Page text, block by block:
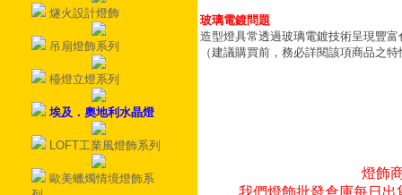
燧火設計燈飾
吊扇燈飾系列
檯燈立燈系列
埃及．奧地利水晶燈
LOFT工業風燈飾系列
歐美蠟燭情境燈飾系
玻璃電鍍問題
造型燈具常透過玻璃電鍍技術呈現豐
（建議購買前，務必詳閱該項商品之
燈飾
我們燈飾批發倉庫每日